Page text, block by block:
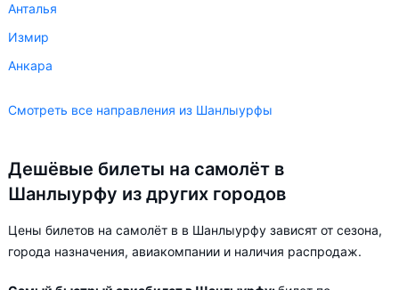
Анталья
Измир
Анкара
Смотреть все направления из Шанлыурфы
Дешёвые билеты на самолёт в
Шанлыурфу из других городов
Цены билетов на самолёт в в Шанлыурфу зависят от сезона,
города назначения, авиакомпании и наличия распродаж.